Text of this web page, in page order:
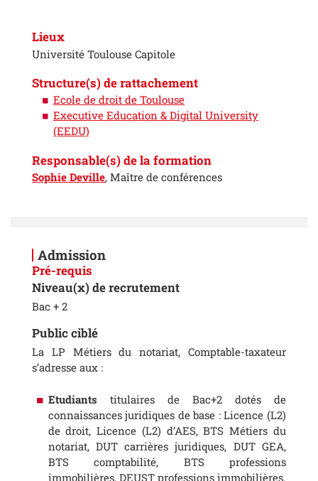
Lieux
Université Toulouse Capitole
Structure(s) de rattachement
Ecole de droit de Toulouse
Executive Education & Digital University
(EEDU)
Responsable(s) de la formation
Sophie Deville, Maître de conférences
Admission
Pré-requis
Niveau(x) de recrutement
Bac + 2
Public ciblé
La LP Métiers du notariat, Comptable-taxateur
s’adresse aux :
Etudiants titulaires de Bac+2 dotés de
connaissances juridiques de base : Licence (L2)
de droit, Licence (L2) d’AES, BTS Métiers du
notariat, DUT carrières juridiques, DUT GEA,
BTS comptabilité, BTS professions
immobilières, DEUST professions immobilières.